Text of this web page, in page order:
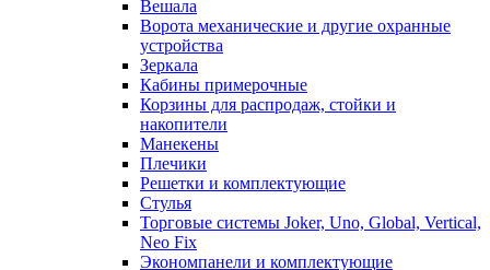
Вешала
Ворота механические и другие охранные
устройства
Зеркала
Кабины примерочные
Корзины для распродаж, стойки и
накопители
Манекены
Плечики
Решетки и комплектующие
Стулья
Торговые системы Joker, Uno, Global, Vertical,
Neo Fix
Экономпанели и комплектующие